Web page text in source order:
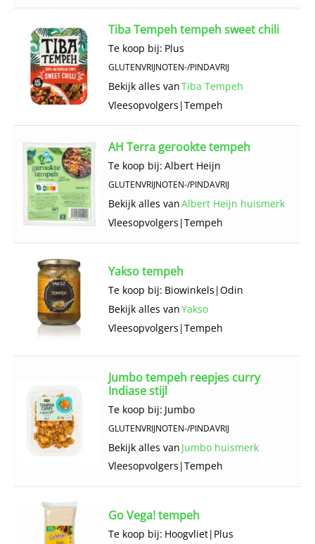
Tiba Tempeh tempeh sweet chili
Te koop bij: Plus
GLUTENVRIJNOTEN-/PINDAVRIJ
Bekijk alles vanTiba Tempeh
Vlees­opvolgers |Tempeh
AH Terra gerookte tempeh
Te koop bij: Albert Heijn
GLUTENVRIJNOTEN-/PINDAVRIJ
Bekijk alles vanAlbert Heijn huismerk
Vlees­opvolgers |Tempeh
Yakso tempeh
Te koop bij: Biowinkels |Odin
Bekijk alles vanYakso
Vlees­opvolgers |Tempeh
Jumbo tempeh reepjes curry
Indiase stijl
Te koop bij: Jumbo
GLUTENVRIJNOTEN-/PINDAVRIJ
Bekijk alles van Jumbo huismerk
Vlees­opvolgers |Tempeh
Go Vega! tempeh
Te koop bij: Hoogvliet| Plus